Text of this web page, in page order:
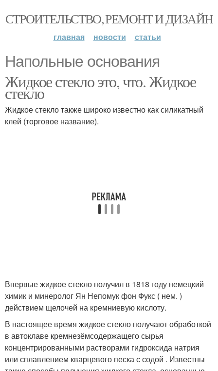
СТРОИТЕЛЬСТВО, РЕМОНТ И ДИЗАЙН
главная новости статьи
Напольные основания
Жидкое стекло это, что. Жидкое
стекло
Жидкое стекло также широко известно как силикатный
клей (торговое название).
Впервые жидкое стекло получил в 1818 году немецкий
химик и минеролог Ян Непомук фон Фукс ( нем. )
действием щелочей на кремниевую кислоту.
В настоящее время жидкое стекло получают обработкой
в автоклаве кремнезёмсодержащего сырья
концентрированными растворами гидроксида натрия
или сплавлением кварцевого песка с содой . Известны